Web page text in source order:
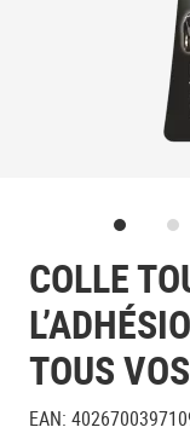
COLLE
TOUS
EAN: